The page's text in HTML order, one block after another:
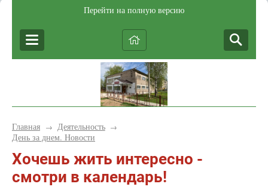
Перейти на полную версию
Главная → Деятельность →
День за днем. Новости
Хочешь жить интересно -
смотри в календарь!